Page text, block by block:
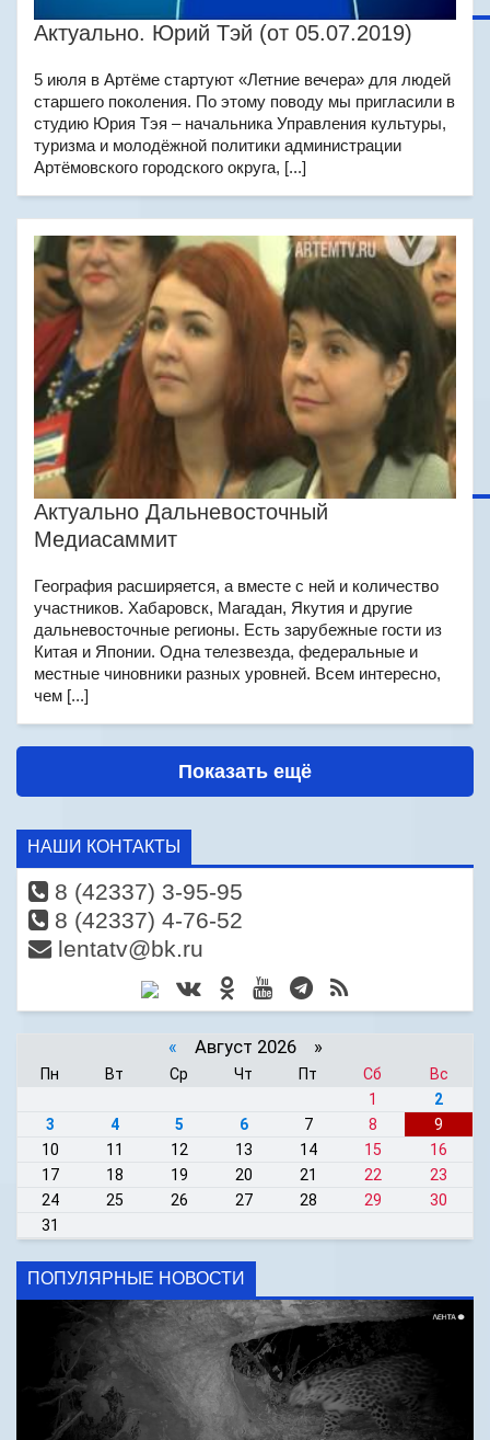
Актуально. Юрий Тэй (от 05.07.2019)
5 июля в Артёме стартуют «Летние вечера» для людей
старшего поколения. По этому поводу мы пригласили в
студию Юрия Тэя – начальника Управления культуры,
туризма и молодёжной политики администрации
Артёмовского городского округа, [...]
Актуально Дальневосточный
Медиасаммит
География расширяется, а вместе с ней и количество
участников. Хабаровск, Магадан, Якутия и другие
дальневосточные регионы. Есть зарубежные гости из
Китая и Японии. Одна телезвезда, федеральные и
местные чиновники разных уровней. Всем интересно,
чем [...]
Показать ещё
НАШИ КОНТАКТЫ
8 (42337) 3-95-95
8 (42337) 4-76-52
lentatv@bk.ru
« Август 2026 »
Пн Вт Ср Чт Пт Сб
Вс
1
2
3
4 5 6 7 8
9
10
11 12 13 14 15
16
17
18 19 20 21 22
23
24
25 26 27 28 29
30
31
ПОПУЛЯРНЫЕ НОВОСТИ